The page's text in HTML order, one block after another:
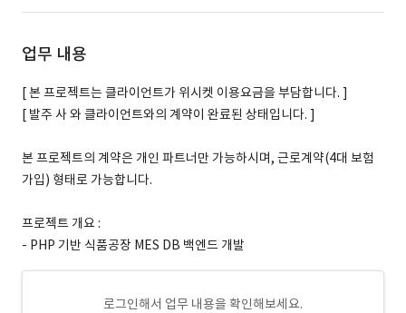
업무 내용
[ 본 프로젝트는 클라이언트가 위시켓 이용요금을 부담합니다. ]
[ 발주 사 와 클라이언트와의 계약이 완료된 상태입니다. ]
본 프로젝트의 계약은 개인 파트너만 가능하시며, 근로계약(4대 보험
가입) 형태로 가능합니다.
프로젝트 개요 :
- PHP 기반 식품공장 MES DB 백엔드 개발
로그인해서 업무 내용을 확인해보세요.